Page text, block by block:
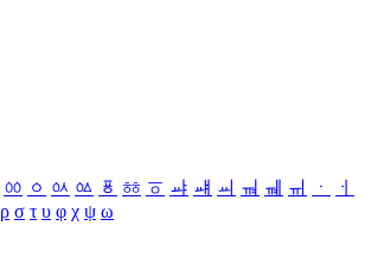
ㆀ ㆁ ㆂ ㆃ ㆄ ㆅ ㆆ ㆇ ㆈ ㆉ ㆊ ㆋ ㆌ ㆍ
ㆎ
ρ σ τ υ φ χ ψ ω